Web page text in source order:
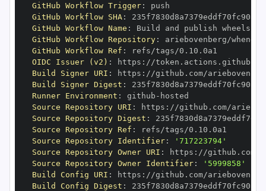
GitHub Workflow Trigger:
GitHub Workflow SHA:
GitHub Workflow Name :
GitHub Workflow Repository:
GitHub Workflow Ref :
OIDC Issuer (v2) : https :
Build Signer URI : https :
Build Signer Digest :
Runner Environment : github -
Source Repository URI : https :
Source Repository Digest :
Source Repository Ref :
Source Repository Identifier:
'717223794'
Source Repository Owner URI : https :
Source Repository Owner Identifier:
'5999858'
Build Config URI : https :
Build Config Digest :